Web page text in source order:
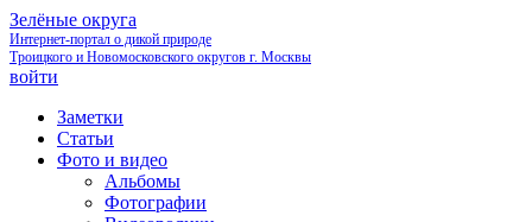
Зелёные округа
Интернет-портал о дикой природе
Троицкого и Новомосковского округов г. Москвы
войти
Заметки
Статьи
Фото и видео
Альбомы
Фотографии